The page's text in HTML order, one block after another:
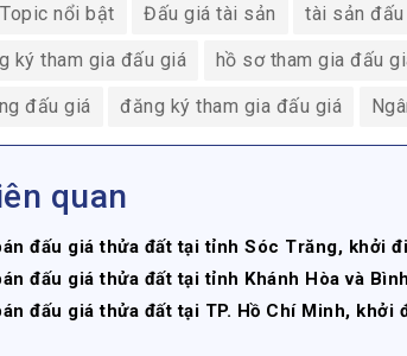
Topic nổi bật Đấu giá tài sản tài sản
ký tham gia đấu giá hồ sơ tham gia đấu
đấu giá đăng ký tham gia đấu giá
quan
đấu giá thửa đất tại tỉnh Sóc Trăng, khởi
đấu giá thửa đất tại tỉnh Khánh Hòa và
đấu giá thửa đất tại TP. Hồ Chí Minh, khởi